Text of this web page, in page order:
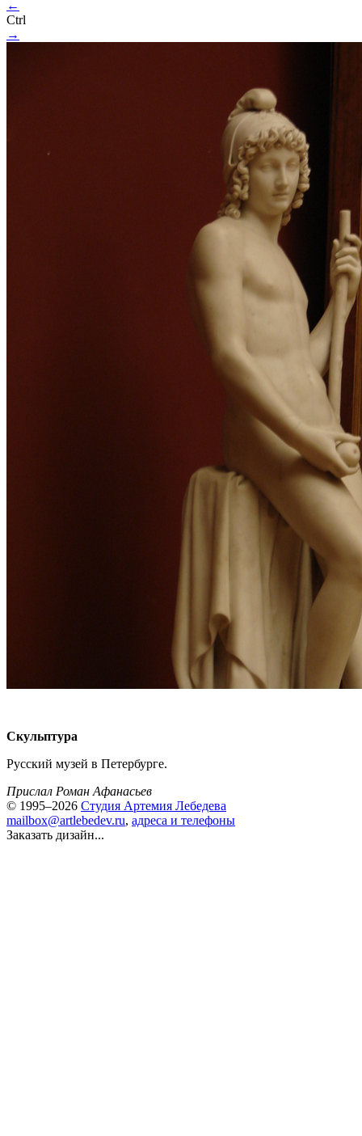
←
Ctrl
→
Скульптура
Русский музей в Петербурге.
Прислал Роман Афанасьев
© 1995–2026 Студия Артемия Лебедева
mailbox@artlebedev.ru, адреса и телефоны
Заказать дизайн...